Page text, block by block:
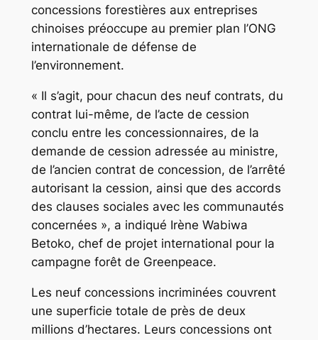
concessions forestières aux entreprises
chinoises préoccupe au premier plan l’ONG
internationale de défense de
l’environnement.
« Il s’agit, pour chacun des neuf contrats, du
contrat lui-même, de l’acte de cession
conclu entre les concessionnaires, de la
demande de cession adressée au ministre,
de l’ancien contrat de concession, de l’arrêté
autorisant la cession, ainsi que des accords
des clauses sociales avec les communautés
concernées », a indiqué Irène Wabiwa
Betoko, chef de projet international pour la
campagne forêt de Greenpeace.
Les neuf concessions incriminées couvrent
une superficie totale de près de deux
millions d’hectares. Leurs concessions ont